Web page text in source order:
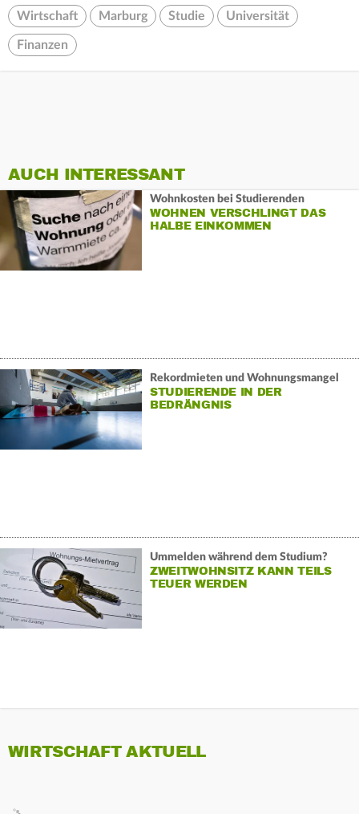
Wirtschaft Marburg Studie Universität
Finanzen
AUCH INTERESSANT
Wohnkosten bei Studierenden
WOHNEN VERSCHLINGT DAS
HALBE EINKOMMEN
Rekordmieten und Wohnungsmangel
STUDIERENDE IN DER
BEDRÄNGNIS
Ummelden während dem Studium?
ZWEITWOHNSITZ KANN TEILS
TEUER WERDEN
WIRTSCHAFT AKTUELL